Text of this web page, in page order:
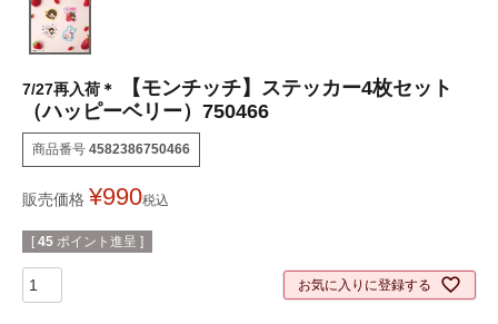
7/27再入荷＊
【モンチッチ】ステッカー4枚セット
（ハッピーベリー）750466
商品番号 4582386750466
販売価格 ¥990税込
[ 45 ポイント進呈 ]
お気に入りに登録する